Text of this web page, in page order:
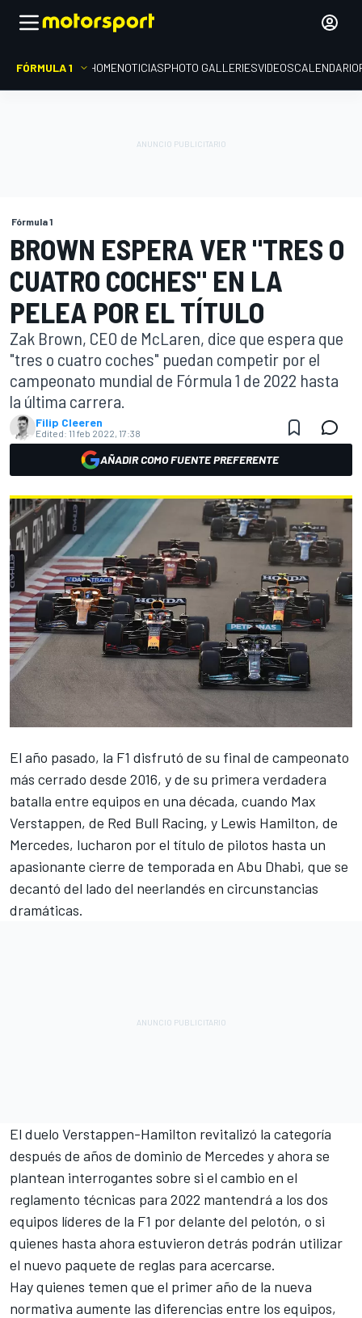
FÓRMULA 1 HOMENOTICIASPHOTO GALLERIESVIDEOSCALENDARIO
Fórmula 1
BROWN ESPERA VER "TRES O
CUATRO COCHES" EN LA
PELEA POR EL TÍTULO
Zak Brown, CEO de McLaren, dice que espera que
"tres o cuatro coches" puedan competir por el
campeonato mundial de Fórmula 1 de 2022 hasta
la última carrera.
Filip Cleeren
Edited: 11 feb 2022, 17:38
AÑADIR COMO FUENTE PREFERENTE
El año pasado, la F1 disfrutó de su final de campeonato
más cerrado desde 2016, y de su primera verdadera
batalla entre equipos en una década, cuando Max
Verstappen, de Red Bull Racing, y Lewis Hamilton, de
Mercedes, lucharon por el título de pilotos hasta un
apasionante cierre de temporada en Abu Dhabi, que se
decantó del lado del neerlandés en circunstancias
dramáticas.
El duelo Verstappen-Hamilton revitalizó la categoría
después de años de dominio de Mercedes y ahora se
plantean interrogantes sobre si el cambio en el
reglamento técnicas para 2022 mantendrá a los dos
equipos líderes de la F1 por delante del pelotón, o si
quienes hasta ahora estuvieron detrás podrán utilizar
el nuevo paquete de reglas para acercarse.
Hay quienes temen que el primer año de la nueva
normativa aumente las diferencias entre los equipos,